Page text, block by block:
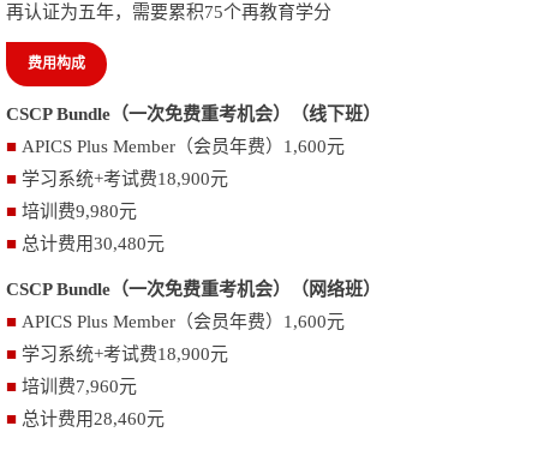
再认证为五年，需要累积75个再教育学分
费用构成
CSCP Bundle （一次免费重考机会）（线下班）
■ APICS Plus Member （会员年费） 1,600元
■ 学习系统+考试费18,900元
■ 培训费9,980元
■ 总计费用30,480元
CSCP Bundle （一次免费重考机会）（网络班）
■ APICS Plus Member （会员年费） 1,600元
■ 学习系统+考试费18,900元
■ 培训费7,960元
■ 总计费用28,460元